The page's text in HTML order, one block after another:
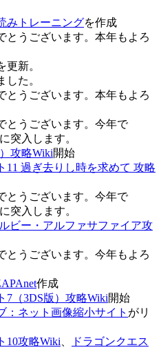
みトレーニングを作成
とうございます。本年もよろ
更新。
た。
とうございます。本年もよろ
とうございます。今年で
突入します。
攻略Wiki開始
11 過ぎ去りし時を求めて 攻略
とうございます。今年で
突入します。
ビー・アルファサファイア攻
とうございます。今年もよろ
作成
7（3DS版）攻略Wiki開始
：ネット画像縮小サイト がリ
10攻略Wiki
ドラゴンクエス